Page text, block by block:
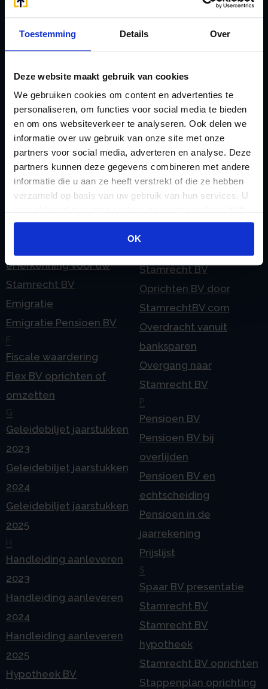
Toestemming Details Over
Deze website maakt gebruik van cookies
We gebruiken cookies om content en advertenties te
personaliseren, om functies voor social media te bieden
en om ons websiteverkeer te analyseren. Ook delen we
informatie over uw gebruik van onze site met onze
partners voor social media, adverteren en analyse. Deze
partners kunnen deze gegevens combineren met andere
informatie die u aan ze heeft verstrekt of die ze hebben
verzameld op basis van uw gebruik van hun services. U
gebruiken.
OK
Afkoop Stamrecht
rekeningnummer
Checklist IB 2023 (PDF)
Checklist IB 2023 (Word)
Checklist IB 2024 (PDF)
Checklist IB 2024 (Word)
Checklist IB 2025 (PDF)
Checklist IB 2025 (Word)
eHerkenning voor uw
Stamrecht BV
Emigratie
Emigratie Pensioen BV
F
Fiscale waardering
Flex BV oprichten of
omzetten
G
Geleidebiljet jaarstukken
2023
Geleidebiljet jaarstukken
2024
Geleidebiljet jaarstukken
2025
H
Handleiding aanleveren
2023
Handleiding aanleveren
2024
Handleiding aanleveren
2025
Hypotheek BV
Lenen van de BV
verzorgen
M
Mogelijkheden
Stamrecht BV
ODV BV
Ontbinden Stamrecht
Stamrecht BV
Oprichten BV door
StamrechtBV.com
Overdracht vanuit
banksparen
Overgang naar
Stamrecht BV
P
Pensioen BV
Pensioen BV bij
overlijden
Pensioen BV en
echtscheiding
Pensioen in de
jaarrekening
Prijslijst
S
Spaar BV presentatie
Stamrecht BV
Stamrecht BV
hypotheek
Stamrecht BV oprichten
Stappenplan oprichting